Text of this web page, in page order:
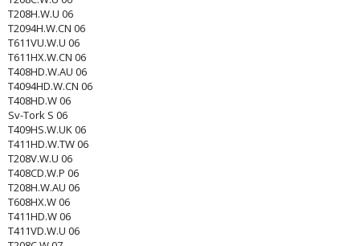
T208H.W.U 06
T2094H.W.CN 06
T611VU.W.U 06
T611HX.W.CN 06
T408HD.W.AU 06
T4094HD.W.CN 06
T408HD.W 06
Sv-Tork S 06
T409HS.W.UK 06
T411HD.W.TW 06
T208V.W.U 06
T408CD.W.P 06
T208H.W.AU 06
T608HX.W 06
T411HD.W 06
T411VD.W.U 06